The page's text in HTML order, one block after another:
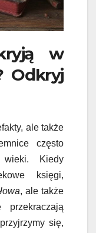
w
Odkryj
ale także
często
wieki. Kiedy
księgi,
, ale także
przekraczają
się,